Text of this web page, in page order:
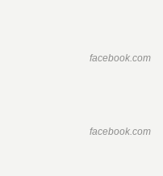
facebook.com
facebook.com